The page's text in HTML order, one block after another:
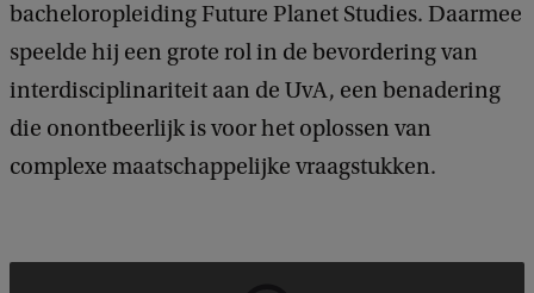
bacheloropleiding Future Planet Studies. Daarmee
speelde hij een grote rol in de bevordering van
interdisciplinariteit aan de UvA, een benadering
die onontbeerlijk is voor het oplossen van
complexe maatschappelijke vraagstukken.